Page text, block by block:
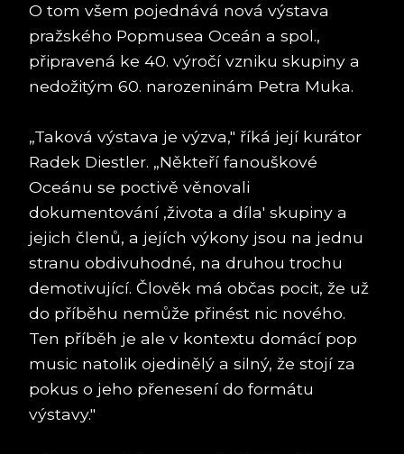
O tom všem pojednává nová výstava
pražského Popmusea Oceán a spol.,
připravená ke 40. výročí vzniku skupiny a
nedožitým 60. narozeninám Petra Muka.
„Taková výstava je výzva," říká její kurátor
Radek Diestler. „Někteří fanouškové
Oceánu se poctivě věnovali
dokumentování ‚života a díla' skupiny a
jejich členů, a jejích výkony jsou na jednu
stranu obdivuhodné, na druhou trochu
demotivující. Člověk má občas pocit, že už
do příběhu nemůže přinést nic nového.
Ten příběh je ale v kontextu domácí pop
music natolik ojedinělý a silný, že stojí za
pokus o jeho přenesení do formátu
výstavy."